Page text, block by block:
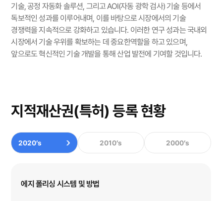
기술, 공정 자동화 솔루션, 그리고 AOI(자동 광학 검사) 기술 등에서
독보적인 성과를 이루어내며, 이를 바탕으로 시장에서의 기술
경쟁력을 지속적으로 강화하고 있습니다. 이러한 연구 성과는 국내외
시장에서 기술 우위를 확보하는 데 중요한역할을 하고 있으며,
앞으로도 혁신적인 기술 개발을 통해 산업 발전에 기여할 것입니다.
지적재산권(특허) 등록 현황
2020’s 2010’s 2000’s
에지 폴리싱 시스템 및 방법